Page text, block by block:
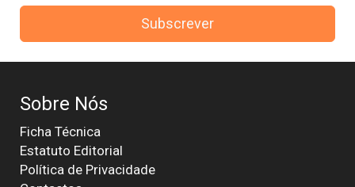
Subscrever
Sobre Nós
Ficha Técnica
Estatuto Editorial
Política de Privacidade